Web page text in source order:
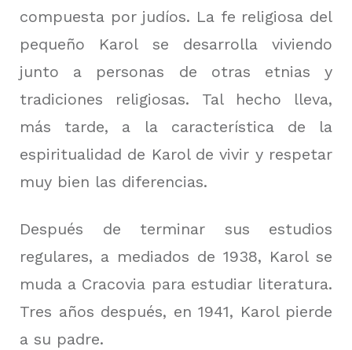
compuesta por judíos. La fe religiosa del
pequeño Karol se desarrolla viviendo
junto a personas de otras etnias y
tradiciones religiosas. Tal hecho lleva,
más tarde, a la característica de la
espiritualidad de Karol de vivir y respetar
muy bien las diferencias.
Después de terminar sus estudios
regulares, a mediados de 1938, Karol se
muda a Cracovia para estudiar literatura.
Tres años después, en 1941, Karol pierde
a su padre.